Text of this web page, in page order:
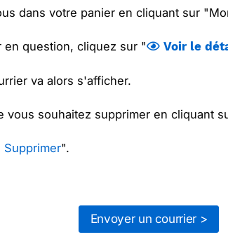
dans votre panier en cliquant sur
en question, cliquez sur " Voir le
va alors s'afficher.
vous souhaitez supprimer en cliquant
Supprimer".
Envoyer un courrier >